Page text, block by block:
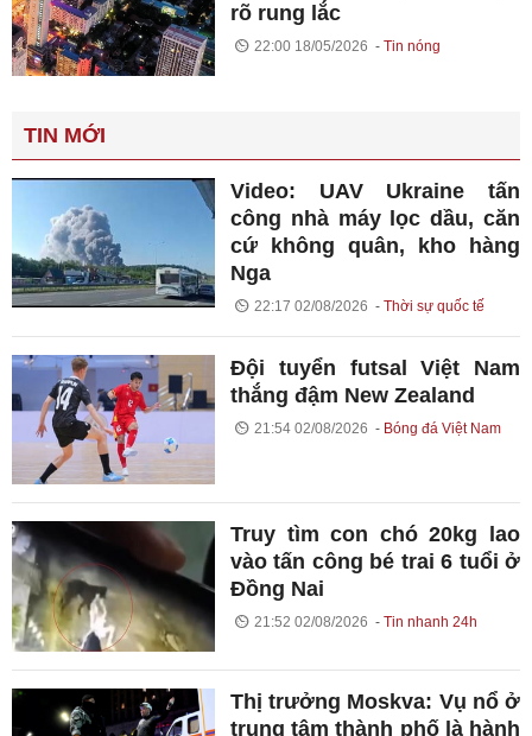
rõ rung lắc
22:00 18/05/2026 Tin nóng
TIN MỚI
Video: UAV Ukraine tấn
công nhà máy lọc dầu, căn
cứ không quân, kho hàng
Nga
22:17 02/08/2026 Thời sự quốc tế
Đội tuyển futsal Việt Nam
thắng đậm New Zealand
21:54 02/08/2026 Bóng đá Việt Nam
Truy tìm con chó 20kg lao
vào tấn công bé trai 6 tuổi ở
Đồng Nai
21:52 02/08/2026 Tin nhanh 24h
Thị trưởng Moskva: Vụ nổ ở
trung tâm thành phố là hành